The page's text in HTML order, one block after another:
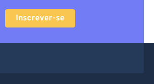
Inscrever-se